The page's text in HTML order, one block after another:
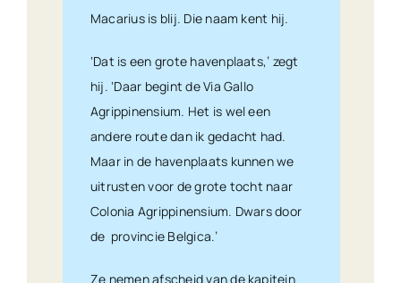
Macarius is blij. Die naam kent hij.
‘Dat is een grote havenplaats,’ zegt
hij. ‘Daar begint de Via Gallo
Agrippinensium. Het is wel een
andere route dan ik gedacht had.
Maar in de havenplaats kunnen we
uitrusten voor de grote tocht naar
Colonia Agrippinensium. Dwars door
de provincie Belgica.’
Ze nemen afscheid van de kapitein